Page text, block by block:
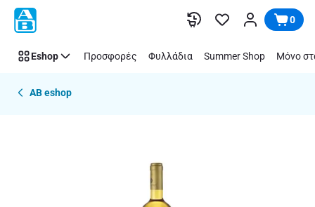
Παράλειψη 0
Eshop Προσφορές Φυλλάδια Summer Shop Μόνο
AB eshop